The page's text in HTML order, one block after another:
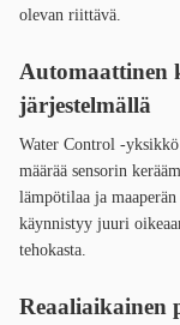
olevan riittävä.
Automaattinen
järjestelmällä
Water Control -yksikkö
määrää sensorin
lämpötilaa ja
käynnistyy juuri
tehokasta.
Reaaliaikainen